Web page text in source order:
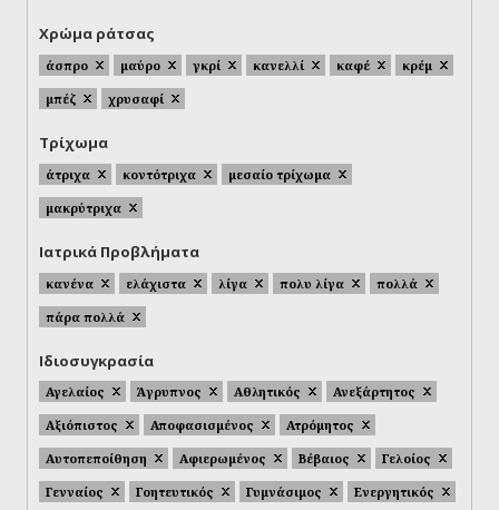
Χρώμα ράτσας
άσπρο μαύρο γκρί κανελλί καφέ
κρέμ
μπέζ
χρυσαφί
Τρίχωμα
άτριχα κοντότριχα
μεσαίο τρίχωμα
μακρύτριχα
Ιατρικά Προβλήματα
κανένα ελάχιστα λίγα πολυ λίγα
πολλά
πάρα πολλά
Ιδιοσυγκρασία
Αγελαίος Άγρυπνος Αθλητικός
Ανεξάρτητος
Αξιόπιστος
Αποφασισμένος
Ατρόμητος
Αυτοπεποίθηση
Αφιερωμένος Βέβαιος
Γελοίος
Γενναίος
Γοητευτικός Γυμνάσιμος
Ενεργητικός